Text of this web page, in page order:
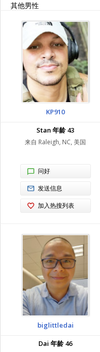
其他男性
KP910
Stan 年龄 43
来自 Raleigh, NC, 美国
问好
发送信息
加入热搜列表
biglittledai
Dai 年龄 46